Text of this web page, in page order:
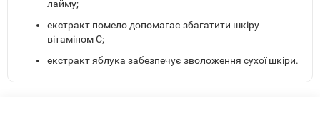
лайму;
екстракт помело допомагає збагатити шкіру
вітаміном С;
екстракт яблука забезпечує зволоження сухої шкіри.